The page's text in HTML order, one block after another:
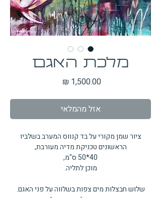
מלכת האגם
אזל מהמלאי
ציור שמן מקורי על בד קנווס המערב בשלביו
הראשונים טכניקת מדיה מעורבת,
40*50 ס"מ,
מוכן לתליה.
שלוש חבצלות מים צפות בשלווה על פני האגם.